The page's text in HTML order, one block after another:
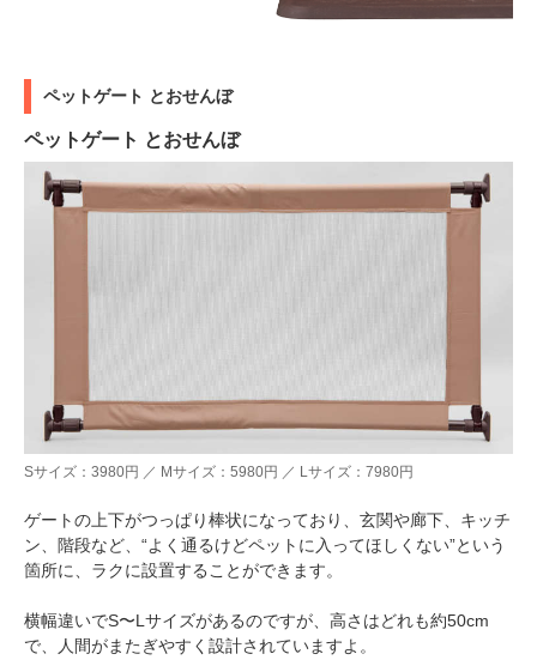
ペットゲート とおせんぼ
ペットゲート とおせんぼ
Sサイズ：3980円 ／ Mサイズ：5980円 ／ Lサイズ：7980円
ゲートの上下がつっぱり棒状になっており、玄関や廊下、キッチ
ン、階段など、“よく通るけどペットに入ってほしくない”という
箇所に、ラクに設置することができます。
横幅違いでS〜Lサイズがあるのですが、高さはどれも約50cm
で、人間がまたぎやすく設計されていますよ。